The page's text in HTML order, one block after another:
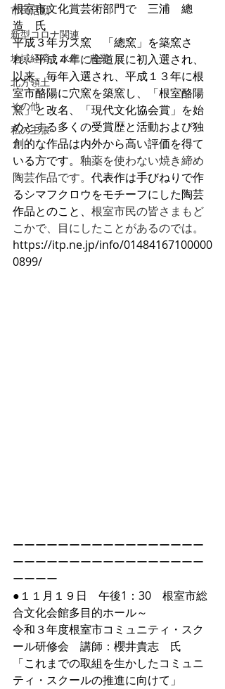
市民活動
新型コロナ関連
地域経済・水産・農業
北方領土
その他
私の主張
根室市文化賞芸術部門で　三浦　總
造　氏
平成３年ガス窯　「總窯」を築窯さ
れ、平成４年に全道展に初入選され、
以来、毎年入選され、平成１３年に根
室市酪陽に穴窯を築窯し、「根室酪陽
窯」と改名、「現代文化協会賞」を始
めとする多くの受賞歴と活動および独
創的な作品は内外から高い評価を得て
いる方です。 釉薬を使わない焼き締め
陶芸作品です。 代表作は手びねりで作
るシマフクロウをモチーフにした陶芸
作品とのこと、 根室市民の皆さまもど
こかで、目にしたことがあるのでは。
https://itp.ne.jp/info/01484167100000
0899/
ーーーーーーーーーーーーーーーーー
ーーーーーーーーーーーーーーーーー
ーーーー
●１１月１９日　午後1：30　根室市総
合文化会館多目的ホール～
令和３年度根室市コミュニティ・スク
ール研修会　講師：櫻井貴志　氏
「これまでの取組を生かしたコミュニ
ティ・スクールの推進に向けて」